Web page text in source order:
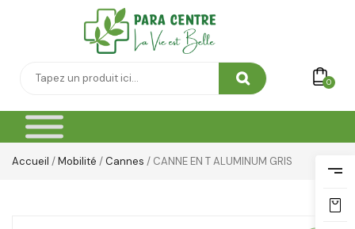
0
Accueil /Mobilité /Cannes / CANNE EN T ALUMINUM GRIS
Vêtement Amincissant
Yeux & Lévres